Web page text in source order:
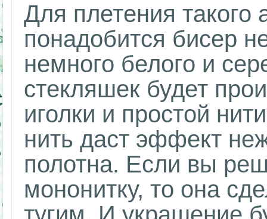
Для плетения такого
понадобится бисер
немного белого и
стекляшек будет
иголки и простой
нить даст эффект
полотна. Если вы
мононитку, то она